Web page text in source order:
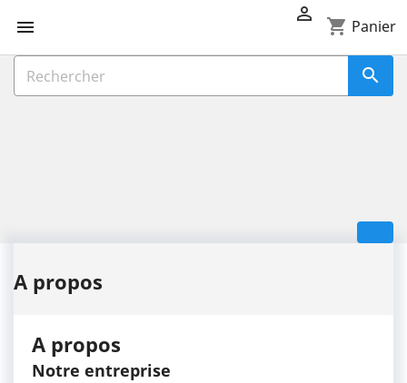
 shopping_cart Panier


A propos
A propos
Notre entreprise